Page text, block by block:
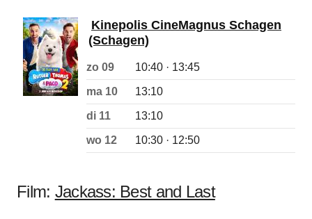
Kinepolis CineMagnus Schagen
(Schagen)
zo 09 10:40 · 13:45
ma 10 13:10
di 11 13:10
wo 12 10:30 · 12:50
Film: Jackass: Best and Last